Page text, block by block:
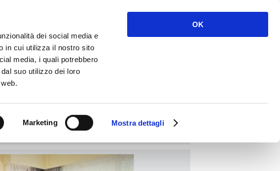
dei social media e
in cui utilizza il nostro sito
media, i quali potrebbero
suo utilizzo dei loro
Marketing Mostra dettagli
OK